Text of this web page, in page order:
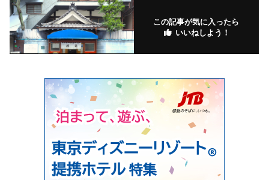
この記事が気に入ったら
いいねしよう！